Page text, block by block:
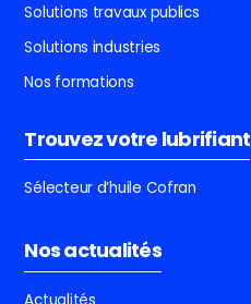
Solutions travaux publics
Solutions industries
Nos formations
Trouvez votre lubrifiant
Sélecteur d’huile Cofran
Nos actualités